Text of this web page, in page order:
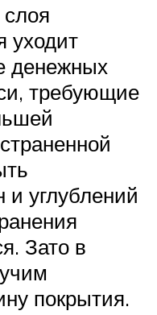
уходит
денежных
требующие
углублений
Зато в
покрытия.